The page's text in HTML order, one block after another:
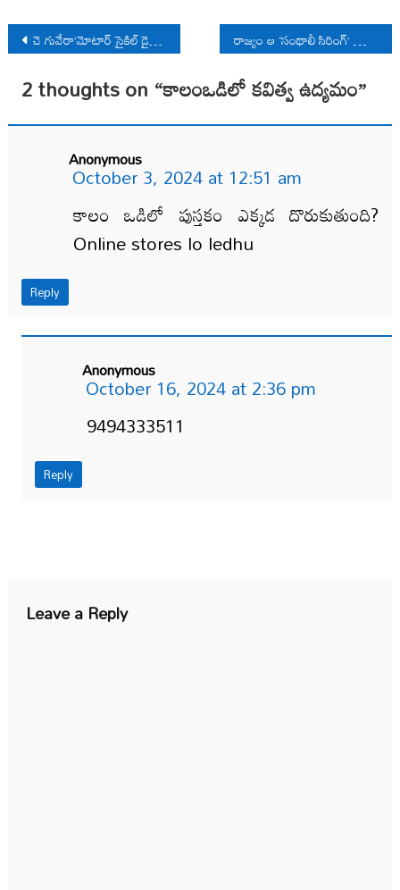
Post
navigation
చె గువేరా’మోటార్ సైకిల్ డైరీస్’అంటే ఎందుకంత భయం? రాజ్యం ఆ ‘సంథాలీ సిరింగ్‌’ గొంతు నులమకుండా ఆపాల్సింది మనమే
2 thoughts on “కాలంఒడిలో కవిత్వ ఉద్యమం”
Anonymous
October 3, 2024 at 12:51 am
కాలం ఒడిలో పుస్తకం ఎక్కడ దొరుకుతుంది?
Online stores lo ledhu
Reply
Anonymous
October 16, 2024 at 2:36 pm
9494333511
Reply
Leave a Reply